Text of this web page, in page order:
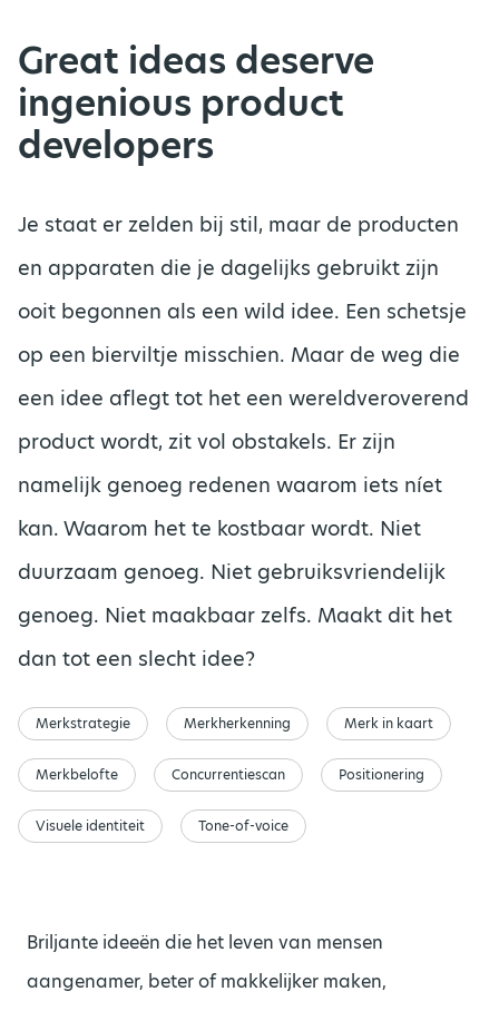
Great ideas deserve
ingenious product
developers
Je staat er zelden bij stil, maar de producten
en apparaten die je dagelijks gebruikt zijn
ooit begonnen als een wild idee. Een schetsje
op een bierviltje misschien. Maar de weg die
een idee aflegt tot het een wereldveroverend
product wordt, zit vol obstakels. Er zijn
namelijk genoeg redenen waarom iets níet
kan. Waarom het te kostbaar wordt. Niet
duurzaam genoeg. Niet gebruiksvriendelijk
genoeg. Niet maakbaar zelfs. Maakt dit het
dan tot een slecht idee?
Merkstrategie Merkherkenning Merk in kaart
Merkbelofte Concurrentiescan Positionering
Visuele identiteit Tone-of-voice
Briljante ideeën die het leven van mensen
aangenamer, beter of makkelijker maken,